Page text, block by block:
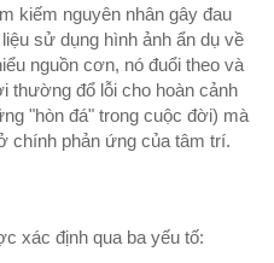
kiếm nguyên nhân gây đau
sử dụng hình ảnh ẩn dụ về
nguồn cơn, nó đuổi theo và
thường đổ lỗi cho hoàn cảnh
"hòn đá" trong cuộc đời) mà
chính phản ứng của tâm trí.
xác định qua ba yếu tố: